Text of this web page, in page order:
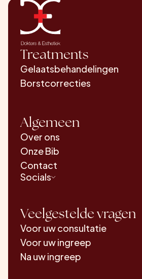
Treatments
Gelaatsbehandelingen
Borstcorrecties
Algemeen
Over ons
Onze Bib
Contact
Socials
Veelgestelde vragen
Voor uw consultatie
Voor uw ingreep
Na uw ingreep